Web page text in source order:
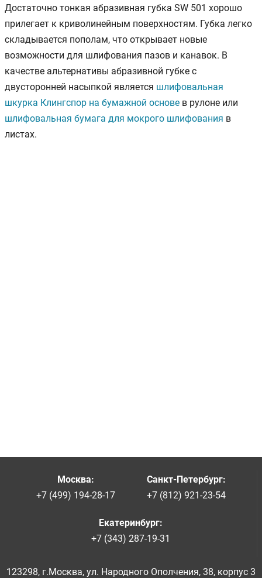
Достаточно тонкая абразивная губка SW 501 хорошо
прилегает к криволинейным поверхностям. Губка легко
складывается пополам, что открывает новые
возможности для шлифования пазов и канавок. В
качестве альтернативы абразивной губке с
двусторонней насыпкой является шлифовальная
шкурка Клингспор на бумажной основе в рулоне или
шлифовальная бумага для мокрого шлифования в
листах.
Москва:
+7 (499) 194-28-17
Санкт-Петербург:
+7 (812) 921-23-54
Екатеринбург:
+7 (343) 287-19-31
123298, г.Москва, ул. Народного Ополчения, 38, корпус 3